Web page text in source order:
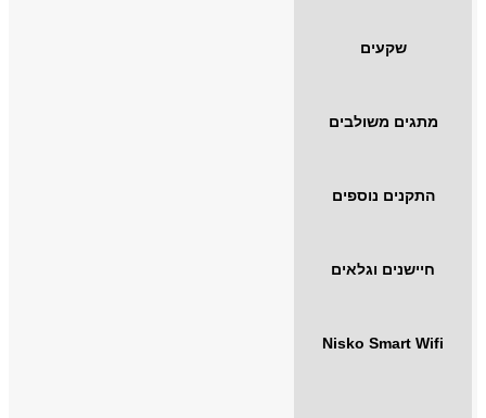
שקעים
מתגים משולבים
התקנים נוספים
חיישנים וגלאים
Nisko Smart Wifi